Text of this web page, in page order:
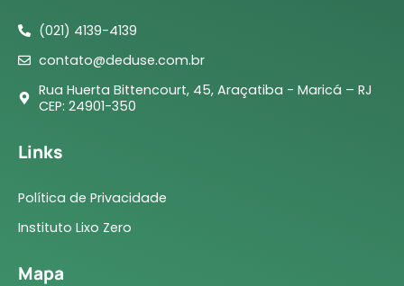
(021) 4139-4139
contato@deduse.com.br
Rua Huerta Bittencourt, 45, Araçatiba - Maricá – RJ
CEP: 24901-350
Links
Política de Privacidade
Instituto Lixo Zero
Mapa